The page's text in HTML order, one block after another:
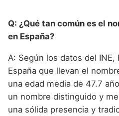
Q: ¿Qué tan común es el
en España?
A: Según los datos del
España que llevan el
una edad media de 47.7
un nombre distinguido y
una sólida presencia y